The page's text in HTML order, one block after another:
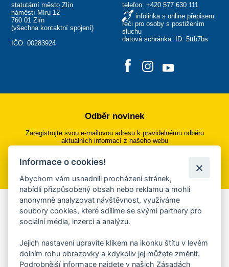
statutární město Zlín
náměstí Míru 12
760 01 Zlín
(všechna kontaktní spojení)
IČO: 00283924
telefon: +420 577 630 111
infolinka s online přepisem
řeči pro osoby s postižením
sluchu
datová schránka: ID: 5ttb7bs
Odběr novinek
Zaregistrujte svou e-mailovou adresu k pravidelnému odběru
aktuálních informací z našeho webu
Přihlásit se k odběru
Aplikace Mobilní rozhlas
Chcete dostávat do svého mobilu či mailu upozornění na
ankety, pozvánky na kulturní a sportovní akce?
Více informací o aplikaci
Informace o cookies!
Abychom vám usnadnili procházení stránek,
nabídli přizpůsobený obsah nebo reklamu a mohli
anonymně analyzovat návštěvnost, využíváme
soubory cookies, které sdílíme se svými partnery pro
sociální média, inzerci a analýzu.
Jejich nastavení upravíte klikem na ikonku štítu v levém
dolním rohu obrazovky a kdykoliv jej můžete změnit.
Podrobnější informace najdete v našich Zásadách